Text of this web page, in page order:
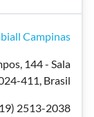
Campinas
144 - Sala
411, Brasil
2513-2038